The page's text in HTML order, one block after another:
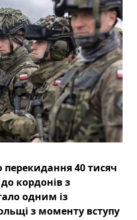
40 тисяч
кордонів з
одним із
з моменту вступу